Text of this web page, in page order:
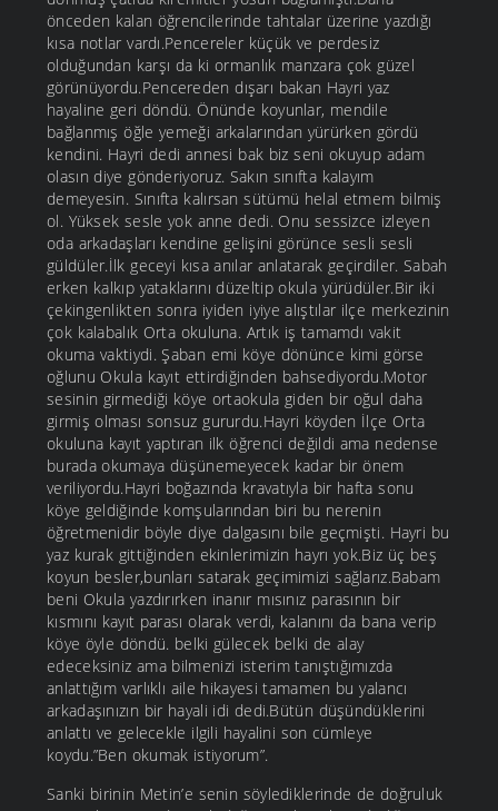
önceden kalan öğrencilerinde tahtalar üzerine yazdığı
kısa notlar vardı.Pencereler küçük ve perdesiz
olduğundan karşı da ki ormanlık manzara çok güzel
görünüyordu.Pencereden dışarı bakan Hayri yaz
hayaline geri döndü. Önünde koyunlar, mendile
bağlanmış öğle yemeği arkalarından yürürken gördü
kendini. Hayri dedi annesi bak biz seni okuyup adam
olasın diye gönderiyoruz. Sakın sınıfta kalayım
demeyesin. Sınıfta kalırsan sütümü helal etmem bilmiş
ol. Yüksek sesle yok anne dedi. Onu sessizce izleyen
oda arkadaşları kendine gelişini görünce sesli sesli
güldüler.İlk geceyi kısa anılar anlatarak geçirdiler. Sabah
erken kalkıp yataklarını düzeltip okula yürüdüler.Bir iki
çekingenlikten sonra iyiden iyiye alıştılar ilçe merkezinin
çok kalabalık Orta okuluna. Artık iş tamamdı vakit
okuma vaktiydi. Şaban emi köye dönünce kimi görse
oğlunu Okula kayıt ettirdiğinden bahsediyordu.Motor
sesinin girmediği köye ortaokula giden bir oğul daha
girmiş olması sonsuz gururdu.Hayri köyden İlçe Orta
okuluna kayıt yaptıran ilk öğrenci değildi ama nedense
burada okumaya düşünemeyecek kadar bir önem
veriliyordu.Hayri boğazında kravatıyla bir hafta sonu
köye geldiğinde komşularından biri bu nerenin
öğretmenidir böyle diye dalgasını bile geçmişti. Hayri bu
yaz kurak gittiğinden ekinlerimizin hayrı yok.Biz üç beş
koyun besler,bunları satarak geçimimizi sağlarız.Babam
beni Okula yazdırırken inanır mısınız parasının bir
kısmını kayıt parası olarak verdi, kalanını da bana verip
köye öyle döndü. belki gülecek belki de alay
edeceksiniz ama bilmenizi isterim tanıştığımızda
anlattığım varlıklı aile hikayesi tamamen bu yalancı
arkadaşınızın bir hayali idi dedi.Bütün düşündüklerini
anlattı ve gelecekle ilgili hayalini son cümleye
koydu.”Ben okumak istiyorum”.
Sanki birinin Metin’e senin söylediklerinde de doğruluk